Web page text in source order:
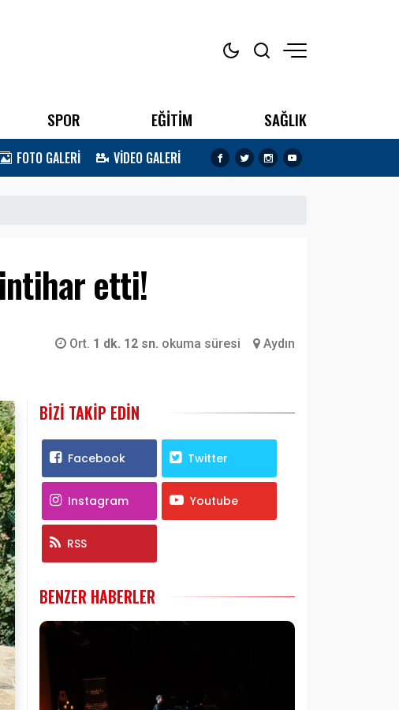
SPOR EĞİTİM SAĞLIK
FOTO GALERİ VİDEO GALERİ
etti!
Ort. 1 dk. 12 sn. okuma süresi Aydın
BIZI TAKIP EDIN
Facebook Twitter
Instagram Youtube
RSS
BENZER HABERLER